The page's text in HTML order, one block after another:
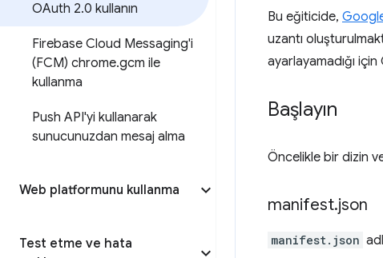
OAuth 2.0 kullanın
Firebase Cloud Messaging'i
(FCM) chrome.gcm ile
kullanma
Push API'yi kullanarak
sunucunuzdan mesaj alma
Web platformunu kullanma
Test etme ve hata
Bu eğiticide,
uzantı
ayarlayamadığı
Başlayın
Öncelikle bir dizin
manifest.json
manifest.json